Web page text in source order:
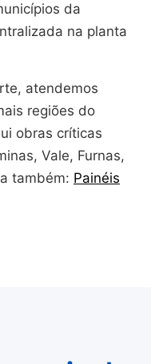
da
na planta
atendemos
regiões do
obras críticas
Vale, Furnas,
também: Painéis